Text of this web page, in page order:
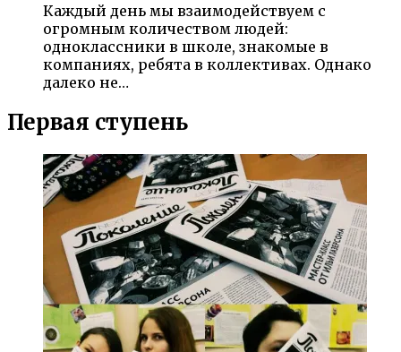
Каждый день мы взаимодействуем с
огромным количеством людей:
одноклассники в школе, знакомые в
компаниях, ребята в коллективах. Однако
далеко не…
Первая ступень